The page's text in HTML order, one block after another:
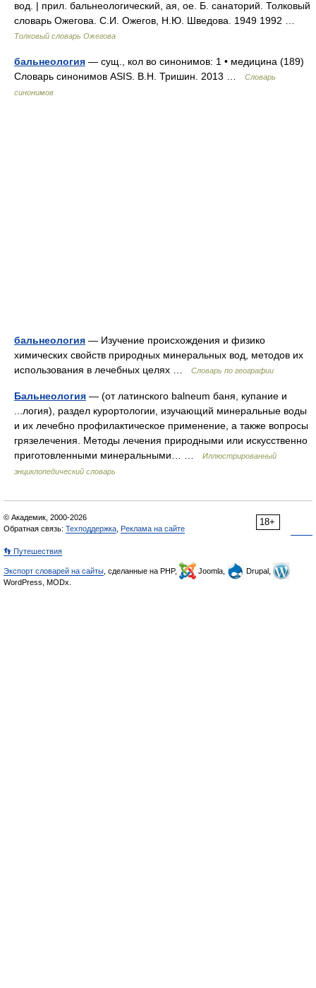
вод. | прил. бальнеологический, ая, ое. Б. санаторий. Толковый
словарь Ожегова. С.И. Ожегов, Н.Ю. Шведова. 1949 1992 …
Толковый словарь Ожегова
бальнеология — сущ., кол во синонимов: 1 • медицина (189)
Словарь синонимов ASIS. В.Н. Тришин. 2013 …
Словарь
синонимов
бальнеология — Изучение происхождения и физико
химических свойств природных минеральных вод, методов их
использования в лечебных целях …
Словарь по географии
Бальнеология — (от латинского balneum баня, купание и
...логия), раздел курортологии, изучающий минеральные воды
и их лечебно профилактическое применение, а также вопросы
грязелечения. Методы лечения природными или искусственно
приготовленными минеральными… …
Иллюстрированный
энциклопедический словарь
18+
© Академик, 2000-2026
Обратная связь: Техподдержка Реклама на сайте
👣 Путешествия
Экспорт словарей на сайты , сделанные на PHP, Joomla,
Drupal,
WordPress, MODx.